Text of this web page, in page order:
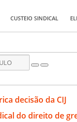
CUSTEIO SINDICAL
decisão da CIJ
do direito de